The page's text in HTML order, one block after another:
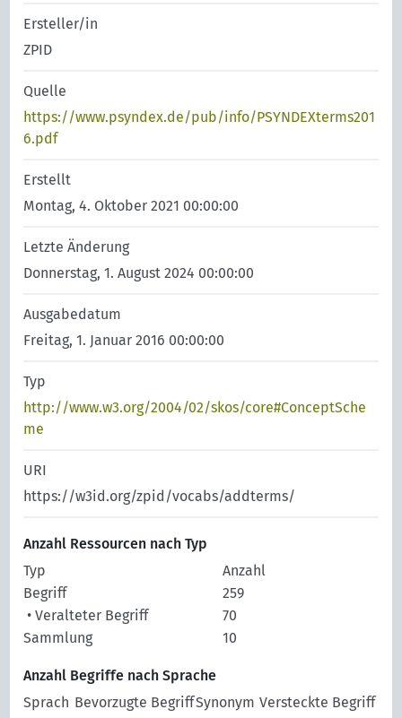
Ersteller/in
ZPID
Quelle
https://www.psyndex.de/pub/info/PSYNDEXterms201
6.pdf
Erstellt
Montag, 4. Oktober 2021 00:00:00
Letzte Änderung
Donnerstag, 1. August 2024 00:00:00
Ausgabedatum
Freitag, 1. Januar 2016 00:00:00
Typ
http://www.w3.org/2004/02/skos/core#ConceptSche
me
URI
https://w3id.org/zpid/vocabs/addterms/
Anzahl Ressourcen nach Typ
Typ
Anzahl
Begriff
259
• Veralteter Begriff
70
Sammlung
10
Anzahl Begriffe nach Sprache
Sprach Bevorzugte BegriffSynonym Versteckte Begriff